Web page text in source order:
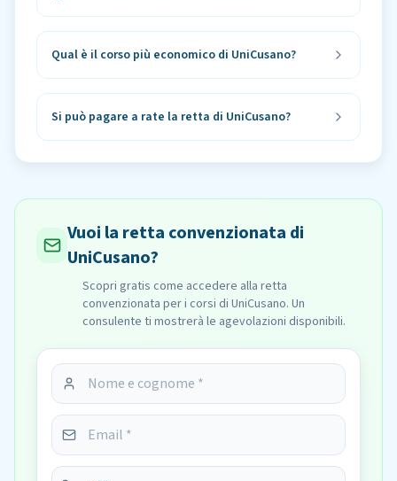
Qual è il corso più economico di UniCusano?
Si può pagare a rate la retta di UniCusano?
Vuoi la retta convenzionata di
UniCusano?
Scopri gratis come accedere alla retta
convenzionata per i corsi di UniCusano. Un
consulente ti mostrerà le agevolazioni disponibili.